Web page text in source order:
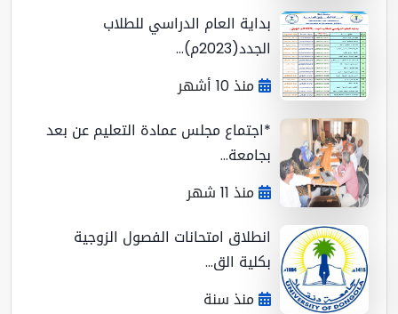
بداية العام الدراسي للطلاب
الجدد(2023م)...
منذ 10 أشهر
*اجتماع مجلس عمادة التعليم عن بعد
بجامعة...
منذ 11 شهر
انطلاق امتحانات الفصول الزوجية
بكلية الق...
منذ سنة